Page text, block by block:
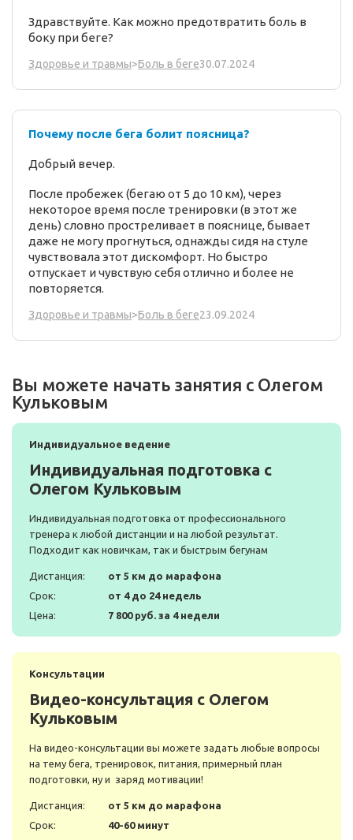
Здравствуйте. Как можно предотвратить боль в
боку при беге?
Здоровье и травмы>Боль в беге30.07.2024
Почему после бега болит поясница?
Добрый вечер.
После пробежек (бегаю от 5 до 10 км), через
некоторое время после тренировки (в этот же
день) словно простреливает в пояснице, бывает
даже не могу прогнуться, однажды сидя на стуле
чувствовала этот дискомфорт. Но быстро
отпускает и чувствую себя отлично и более не
повторяется.
Здоровье и травмы>Боль в беге23.09.2024
Вы можете начать занятия с Олегом
Кульковым
Индивидуальное ведение
Индивидуальная подготовка с
Олегом Кульковым
Индивидуальная подготовка от профессионального
тренера к любой дистанции и на любой результат.
Подходит как новичкам, так и быстрым бегунам
Дистанция:
от 5 км до марафона
Срок:
от 4 до 24 недель
Цена:
7 800 руб. за 4 недели
Консультации
Видео-консультация с Олегом
Кульковым
На видео-консультации вы можете задать любые вопросы
на тему бега, тренировок, питания, примерный план
подготовки, ну и заряд мотивации!
Дистанция:
от 5 км до марафона
Срок:
40-60 минут